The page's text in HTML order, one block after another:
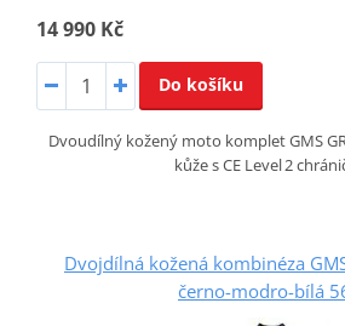
14 990 Kč
Do košíku
Dvoudílný kožený moto komplet GMS
kůže s CE Level 2
Dvojdílná kožená kombinéza
černo-modro-bílá